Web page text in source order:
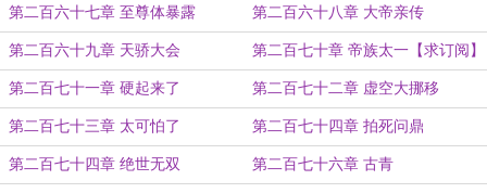
第二百六十七章 至尊体暴露 第二百六十八章 大帝亲传
第二百六十九章 天骄大会 第二百七十章 帝族太一【求订阅】
第二百七十一章 硬起来了 第二百七十二章 虚空大挪移
第二百七十三章 太可怕了 第二百七十四章 拍死问鼎
第二百七十四章 绝世无双 第二百七十六章 古青